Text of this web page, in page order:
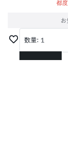
都
数量: 1
1